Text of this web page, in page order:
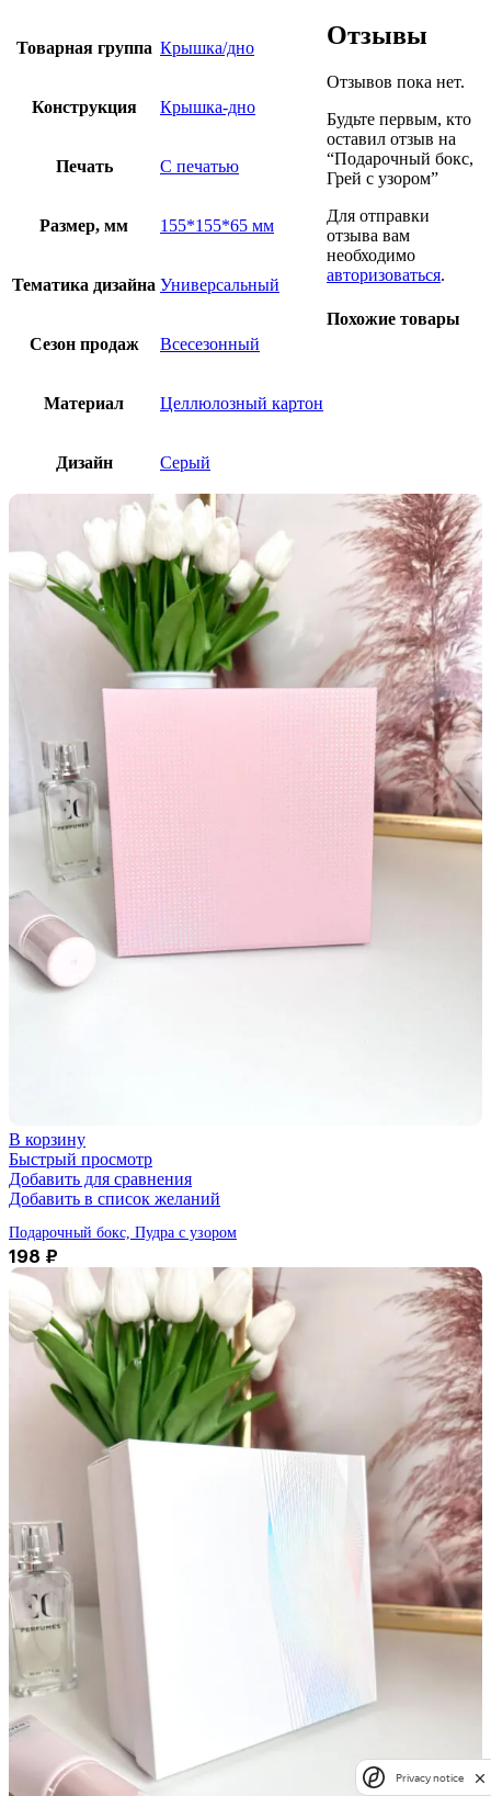
Товарная группа Крышка/дно
Конструкция Крышка-дно
Печать С печатью
Размер, мм 155*155*65 мм
Тематика дизайна Универсальный
Сезон продаж Всесезонный
Материал Целлюлозный картон
Дизайн Серый
Отзывы
Отзывов пока нет.
Будьте первым, кто
оставил отзыв на
“Подарочный бокс,
Грей с узором”
Для отправки
отзыва вам
необходимо
авторизоваться.
Похожие товары
В корзину
Быстрый просмотр
Добавить для сравнения
Добавить в список желаний
Подарочный бокс, Пудра с узором
198 ₽
Privacy notice